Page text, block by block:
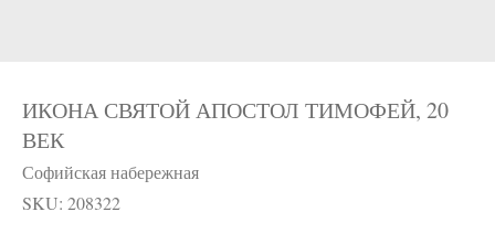
ИКОНА СВЯТОЙ АПОСТОЛ ТИМОФЕЙ, 20
ВЕК
Софийская набережная
SKU: 208322